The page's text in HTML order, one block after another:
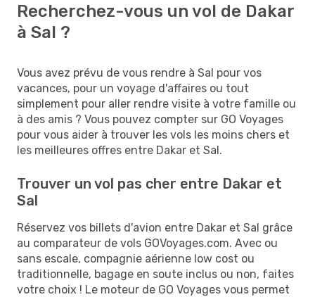
Recherchez-vous un vol de Dakar
à Sal ?
Vous avez prévu de vous rendre à Sal pour vos
vacances, pour un voyage d'affaires ou tout
simplement pour aller rendre visite à votre famille ou
à des amis ? Vous pouvez compter sur GO Voyages
pour vous aider à trouver les vols les moins chers et
les meilleures offres entre Dakar et Sal.
Trouver un vol pas cher entre Dakar et
Sal
Réservez vos billets d'avion entre Dakar et Sal grâce
au comparateur de vols GOVoyages.com. Avec ou
sans escale, compagnie aérienne low cost ou
traditionnelle, bagage en soute inclus ou non, faites
votre choix ! Le moteur de GO Voyages vous permet